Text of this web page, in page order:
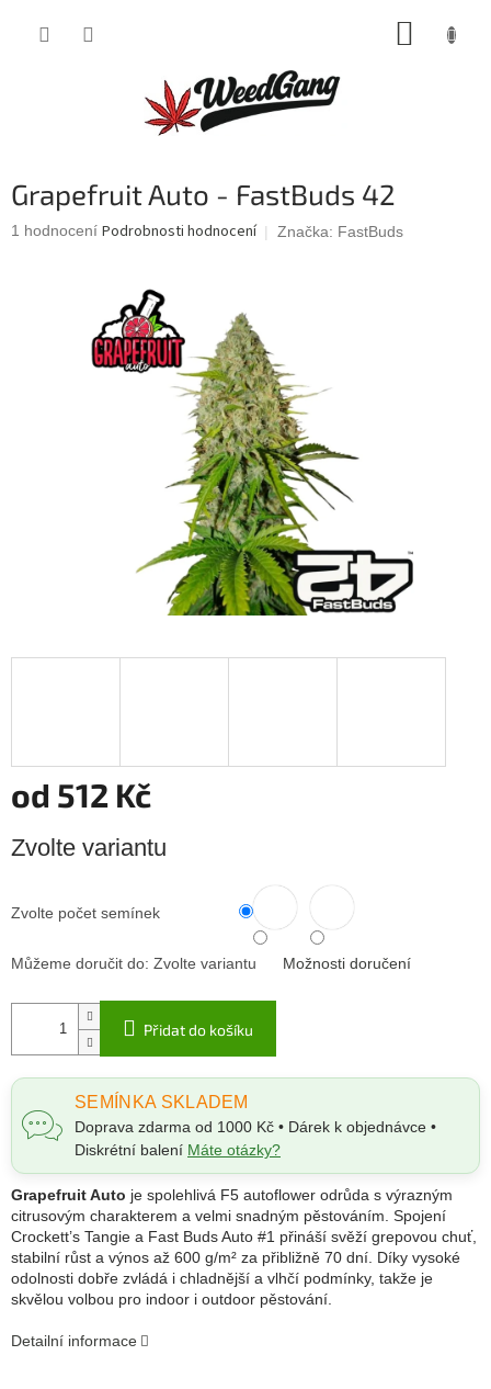
Grapefruit Auto - FastBuds 42
Průměrné
1 hodnocení Podrobnosti hodnocení Značka: FastBuds
od 512 Kč
cena:
Zvolte variantu
Zvolte počet semínek
Můžeme doručit do: Zvolte variantu Možnosti doručení
Přidat do košíku
SEMÍNKA SKLADEM
Doprava zdarma od 1000 Kč • Dárek k objednávce •
Diskrétní balení Máte otázky?
Grapefruit Auto je spolehlivá F5 autoflower odrůda s výrazným
citrusovým charakterem a velmi snadným pěstováním. Spojení
Crockett’s Tangie a Fast Buds Auto #1 přináší svěží grepovou chuť,
stabilní růst a výnos až 600 g/m² za přibližně 70 dní. Díky vysoké
odolnosti dobře zvládá i chladnější a vlhčí podmínky, takže je
skvělou volbou pro indoor i outdoor pěstování.
Detailní informace